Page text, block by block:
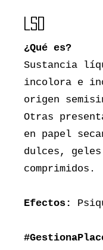
LSD
¿Qué es?
Sustancia
incolora e
origen
Otras
en papel
dulces,
comprimidos.
Efectos: